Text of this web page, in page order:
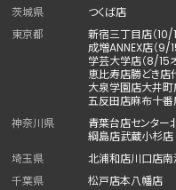
茨城県
つくば店
東京都
新宿三丁目店（10/
成増ANNEX店（9/
学芸大学店（8/15
恵比寿店勝どき店
大泉学園店大井
五反田店麻布十番
神奈川県
青葉台店センター
綱島店武蔵小杉店
埼玉県
北浦和店川口店南
千葉県
松戸店本八幡店